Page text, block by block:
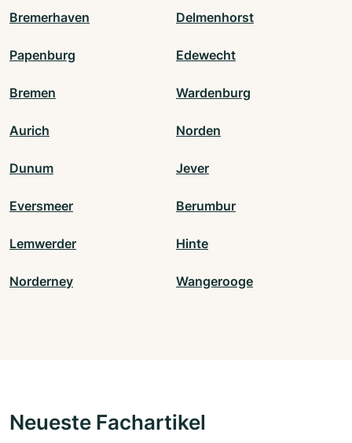
Bremerhaven Delmenhorst
Papenburg Edewecht
Bremen Wardenburg
Aurich Norden
Dunum Jever
Eversmeer Berumbur
Lemwerder Hinte
Norderney Wangerooge
Neueste Fachartikel